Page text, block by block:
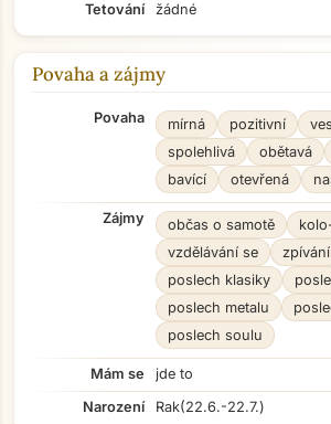
Tetování
žádné
Povaha a zájmy
Povaha mírná pozitivní
spolehlivá
obětavá
bavící
otevřená
Zájmy občas o samotě
vzdělávání se
zpívání
poslech klasiky
poslech metalu
poslech soulu
Mám se
jde to
Narození
Rak(22.6.-22.7.)